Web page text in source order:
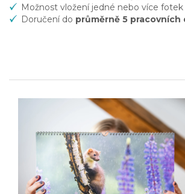
Možnost vložení jedné nebo více fotek
Doručení do průměrně 5 pracovních